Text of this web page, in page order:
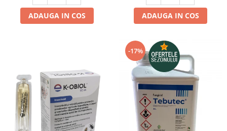
ADAUGA IN COS ADAUGA IN COS
-17%